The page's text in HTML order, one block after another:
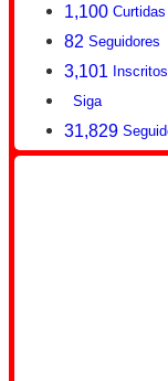
1,100 Curtidas
82 Seguidores
3,101 Inscritos
Siga
31,829